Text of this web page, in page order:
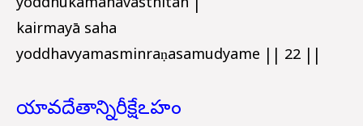
yoddhukāmānavasthitān |
kairmayā saha
yoddhavyamasminraṇasamudyame || 22 ||
యావదేతాన్నిరీక్షేఽహం